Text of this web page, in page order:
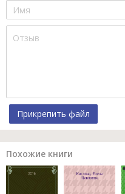
Прикрепить файл
Похожие книги